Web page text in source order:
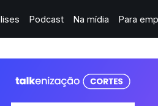
Podcast Na mídia Para